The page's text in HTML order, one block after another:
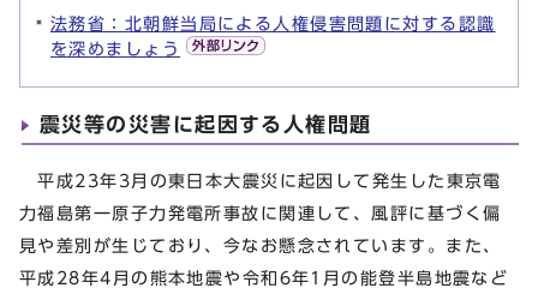
法務省：北朝鮮当局による人権侵害問題に対する認識
を深めましょう
震災等の災害に起因する人権問題
平成23年3月の東日本大震災に起因して発生した東京電
力福島第一原子力発電所事故に関連して、風評に基づく偏
見や差別が生じており、今なお懸念されています。また、
平成28年4月の熊本地震や令和6年1月の能登半島地震など